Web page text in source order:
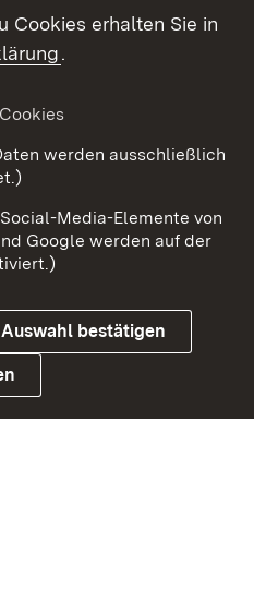
Barrierefreiheit
Cookies
Cookies erhalten Sie in
.
werden ausschließlich
Media-Elemente von
Google werden auf der
Auswahl bestätigen